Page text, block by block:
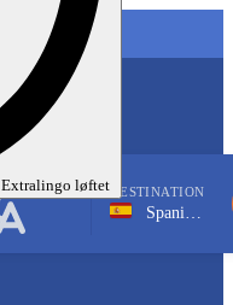
Extralingo løftetDESTINATION
Spanien, Ibiza